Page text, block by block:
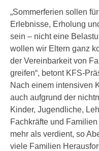
„Sommerferien sollen
Erlebnisse, Erholung
sein – nicht eine
wollen wir Eltern ganz
der Vereinbarkeit von
greifen“, betont KFS-
Nach einem intensiven
auch aufgrund der
Kinder, Jugendliche,
Fachkräfte und
mehr als verdient, so
viele Familien